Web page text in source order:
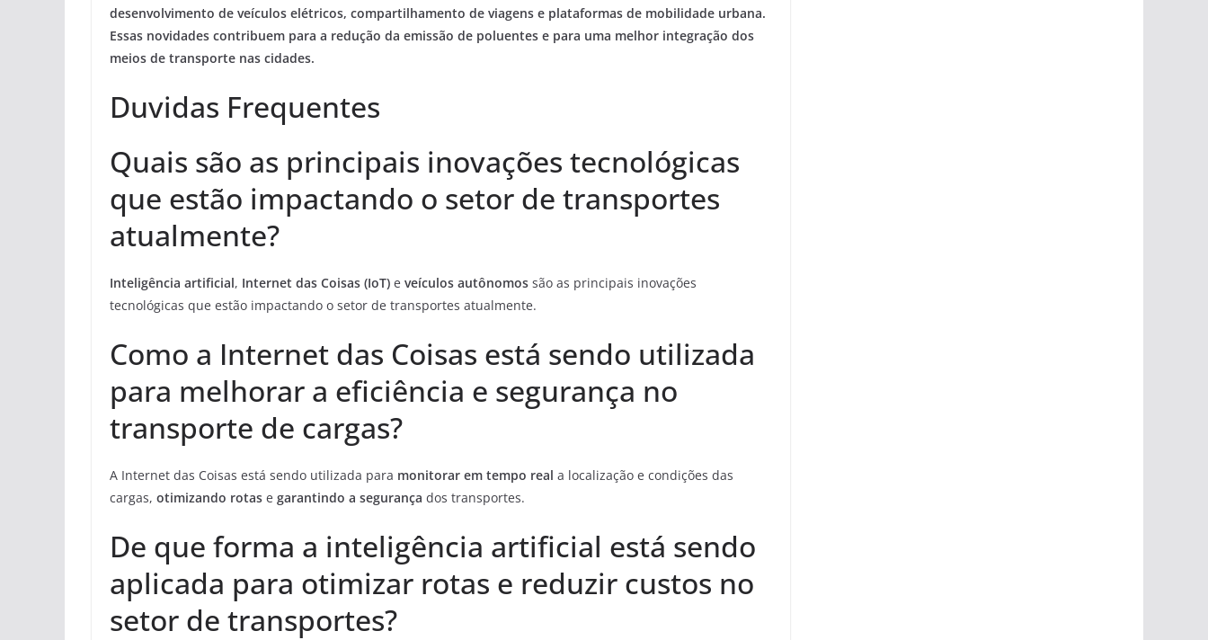
desenvolvimento de veículos elétricos, compartilhamento de viagens e plataformas de mobilidade urbana.
Essas novidades contribuem para a redução da emissão de poluentes e para uma melhor integração dos
meios de transporte nas cidades.
Duvidas Frequentes
Quais são as principais inovações tecnológicas
que estão impactando o setor de transportes
atualmente?
Inteligência artificial, Internet das Coisas (IoT) e veículos autônomos são as principais inovações
tecnológicas que estão impactando o setor de transportes atualmente.
Como a Internet das Coisas está sendo utilizada
para melhorar a eficiência e segurança no
transporte de cargas?
A Internet das Coisas está sendo utilizada para monitorar em tempo real a localização e condições das
cargas, otimizando rotas e garantindo a segurança dos transportes.
De que forma a inteligência artificial está sendo
aplicada para otimizar rotas e reduzir custos no
setor de transportes?